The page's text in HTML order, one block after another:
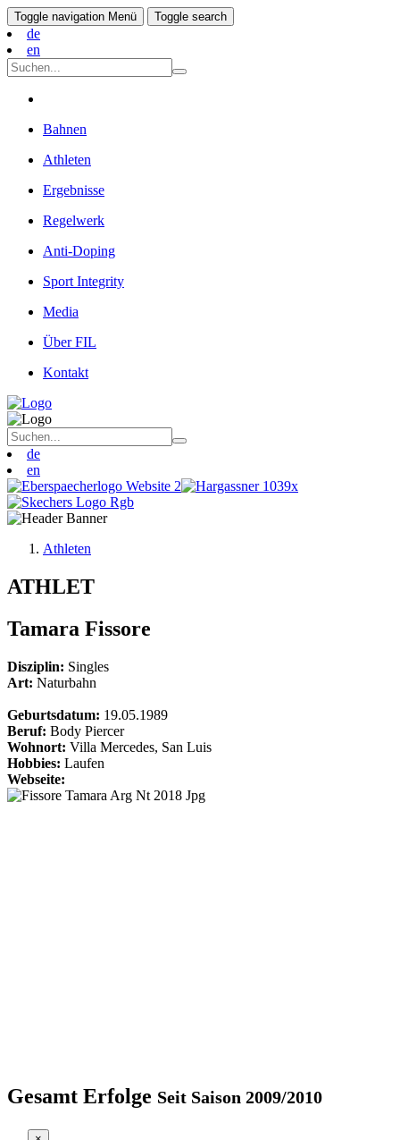
Toggle navigation Menü Toggle search
de
en
Bahnen
Athleten
Ergebnisse
Regelwerk
Anti-Doping
Sport Integrity
Media
Über FIL
Kontakt
de
en
Athleten
ATHLET
Tamara Fissore
Disziplin: Singles
Art: Naturbahn
Geburtsdatum: 19.05.1989
Beruf: Body Piercer
Wohnort: Villa Mercedes, San Luis
Hobbies: Laufen
Webseite:
Gesamt Erfolge Seit Saison 2009/2010